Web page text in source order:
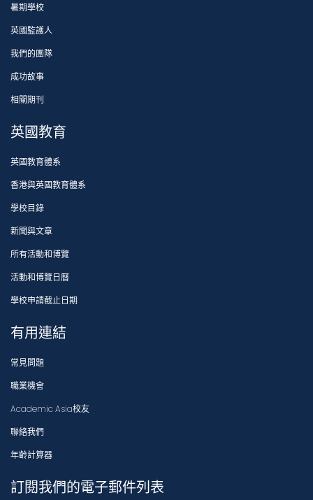
暑期學校
英國監護人
我們的團隊
成功故事
相關期刊
英國教育
英國教育體系
香港與英國教育體系
學校目錄
新聞與文章
所有活動和博覽
活動和博覽日曆
學校申請截止日期
有用連結
常見問題
職業機會
Academic Asia校友
聯絡我們
年齡計算器
訂閱我們的電子郵件列表